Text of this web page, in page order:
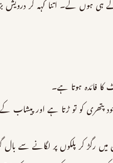
ہی ہوں گے۔ اتنا کہہ کر
فائدہ ہوتا ہے۔
کو تو ڑتا ہے اور پیشاب
رگڑ کر پلکوں پر لگانے سے بال